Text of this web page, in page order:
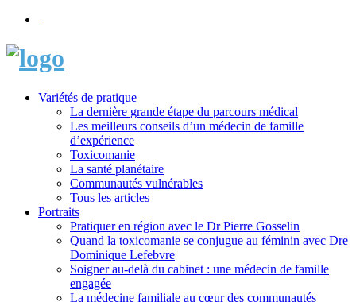
Variétés de pratique
La dernière grande étape du parcours médical
Les meilleurs conseils d’un médecin de famille
d’expérience
Toxicomanie
La santé planétaire
Communautés vulnérables
Tous les articles
Portraits
Pratiquer en région avec le Dr Pierre Gosselin
Quand la toxicomanie se conjugue au féminin avec Dre
Dominique Lefebvre
Soigner au-delà du cabinet : une médecin de famille
engagée
La médecine familiale au cœur des communautés